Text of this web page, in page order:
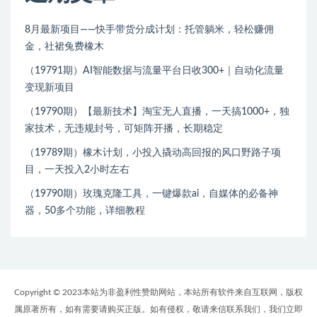
8月最新项目——快手带货分成计划：托管躺米，轻松赚佣
金，社裙兔费橡木
（19791期）AI智能数据与流量平台日收300+｜自动化流量
变现新项目
（19790期）【最新技术】淘宝无人直播，一天搞1000+，独
家技术，无违规封号，可矩阵开播，长期稳定
（19789期）橡木计划，小投入撬动高回报的风口野路子项
目，一天投入2小时左右
（19790期）玫瑰克隆工具，一键爆款ai，自媒体的必备神
器，50多个功能，详细教程
Copyright © 2023本站为非盈利性赞助网站，本站所有软件来自互联网，版权
属原著所有，如有需要请购买正版。如有侵权，敬请来信联系我们，我们立即